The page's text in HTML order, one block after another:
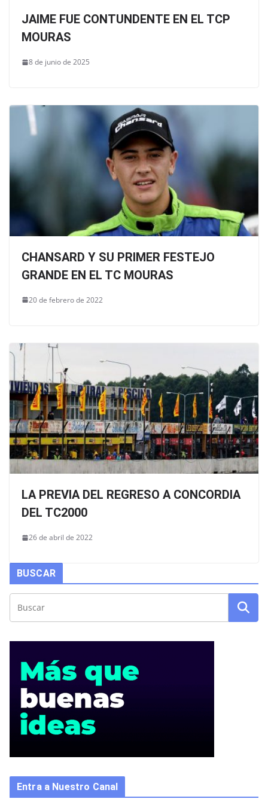
JAIME FUE CONTUNDENTE EN EL TCP
MOURAS
8 de junio de 2025
CHANSARD Y SU PRIMER FESTEJO
GRANDE EN EL TC MOURAS
20 de febrero de 2022
LA PREVIA DEL REGRESO A CONCORDIA
DEL TC2000
26 de abril de 2022
BUSCAR
Entra a Nuestro Canal